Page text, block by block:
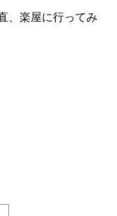
、楽屋に行ってみ